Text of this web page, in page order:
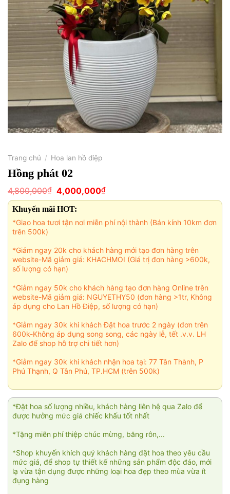
Trang chủ / Hoa lan hồ điệp
Hồng phát 02
4,800,000₫ Giá
gốc
là:
4,800,000₫.
4,000,000₫Giá
hiện
4,000,000₫.
Khuyến mãi HOT:
*Giao hoa tươi tận nơi miễn phí nội thành (Bán kính 10km đơn
trên 500k)
*Giảm ngay 20k cho khách hàng mới tạo đơn hàng trên
website-Mã giảm giá: KHACHMOI (Giá trị đơn hàng >600k,
số lượng có hạn)
*Giảm ngay 50k cho khách hàng tạo đơn hàng Online trên
website-Mã giảm giá: NGUYETHY50 (đơn hàng >1tr, Không
áp dụng cho Lan Hồ Điệp, số lượng có hạn)
*Giảm ngay 30k khi khách Đặt hoa trước 2 ngày (đơn trên
600k-Không áp dụng song song, các ngày lễ, tết .v.v. LH
Zalo để shop hỗ trợ chi tiết hơn)
*Giảm ngay 30k khi khách nhận hoa tại: 77 Tân Thành, P
Phú Thạnh, Q Tân Phú, TP.HCM (trên 500k)
*Đặt hoa số lượng nhiều, khách hàng liên hệ qua Zalo để
được hưởng mức giá chiếc khấu tốt nhất
*Tặng miễn phí thiệp chúc mừng, băng rôn,...
*Shop khuyến khích quý khách hàng đặt hoa theo yêu cầu
mức giá, để shop tự thiết kế những sản phẩm độc đáo, mới
lạ vừa tận dụng được những loại hoa đẹp theo mùa vừa ít
đụng hàng